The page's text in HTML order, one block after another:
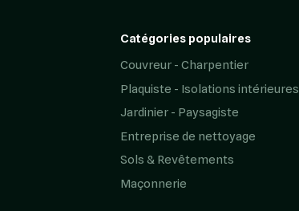
Catégories populaires
Couvreur - Charpentier
Plaquiste - Isolations intérieures
Jardinier - Paysagiste
Entreprise de nettoyage
Sols & Revêtements
Maçonnerie